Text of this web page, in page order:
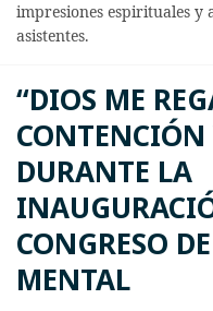
impresiones espirituales y
asistentes.
“DIOS ME
CONTENCIÓN
DURANTE LA
CONGRESO
MENTAL